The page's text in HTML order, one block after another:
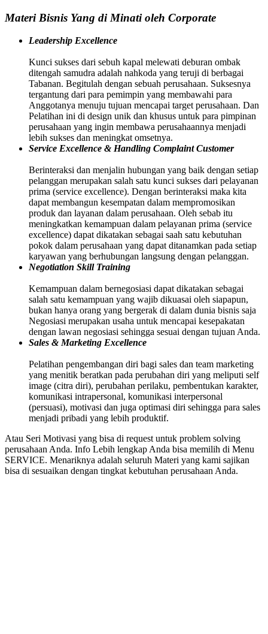
Materi Bisnis Yang di Minati oleh Corporate
Leadership Excellence
Kunci sukses dari sebuh kapal melewati deburan ombak
ditengah samudra adalah nahkoda yang teruji di berbagai
Tabanan. Begitulah dengan sebuah perusahaan. Suksesnya
tergantung dari para pemimpin yang membawahi para
Anggotanya menuju tujuan mencapai target perusahaan. Dan
Pelatihan ini di design unik dan khusus untuk para pimpinan
perusahaan yang ingin membawa perusahaannya menjadi
lebih sukses dan meningkat omsetnya.
Service Excellence & Handling Complaint Customer
Berinteraksi dan menjalin hubungan yang baik dengan setiap
pelanggan merupakan salah satu kunci sukses dari pelayanan
prima (service excellence). Dengan berinteraksi maka kita
dapat membangun kesempatan dalam mempromosikan
produk dan layanan dalam perusahaan. Oleh sebab itu
meningkatkan kemampuan dalam pelayanan prima (service
excellence) dapat dikatakan sebagai saah satu kebutuhan
pokok dalam perusahaan yang dapat ditanamkan pada setiap
karyawan yang berhubungan langsung dengan pelanggan.
Negotiation Skill Training
Kemampuan dalam bernegosiasi dapat dikatakan sebagai
salah satu kemampuan yang wajib dikuasai oleh siapapun,
bukan hanya orang yang bergerak di dalam dunia bisnis saja
Negosiasi merupakan usaha untuk mencapai kesepakatan
dengan lawan negosiasi sehingga sesuai dengan tujuan Anda.
Sales & Marketing Excellence
Pelatihan pengembangan diri bagi sales dan team marketing
yang menitik beratkan pada perubahan diri yang meliputi self
image (citra diri), perubahan perilaku, pembentukan karakter,
komunikasi intrapersonal, komunikasi interpersonal
(persuasi), motivasi dan juga optimasi diri sehingga para sales
menjadi pribadi yang lebih produktif.
Atau Seri Motivasi yang bisa di request untuk problem solving
perusahaan Anda. Info Lebih lengkap Anda bisa memilih di Menu
SERVICE. Menariknya adalah seluruh Materi yang kami sajikan
bisa di sesuaikan dengan tingkat kebutuhan perusahaan Anda.